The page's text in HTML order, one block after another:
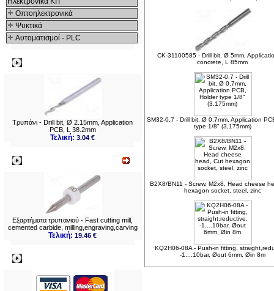
Οπτοηλεκτρονικά
Ψυκτικά
Αυτοματισμοί - PLC
Τρυπάνι - Drill bit, Ø 2.15mm, Application
PCB, L 38.2mm
Τελική:3.04 €
Εξαρτήματα τρυπανιού - Fast cutting mill,
cemented carbide, milling,engraving,carving
Τελική:19.46 €
CK-31100585 - Drill bit, Ø 5mm,
concrete, L 85mm
SM32-0.7 - Drill bit, Ø 0.7mm, Application
type 1/8" (3,175mm)
B2X8/BN11 - Screw, M2x8, Head cheese
hexagon socket, steel, zinc
KQ2H06-08A - Push-in fitting,
-1....10bar, Øout 6mm, Øin 8m